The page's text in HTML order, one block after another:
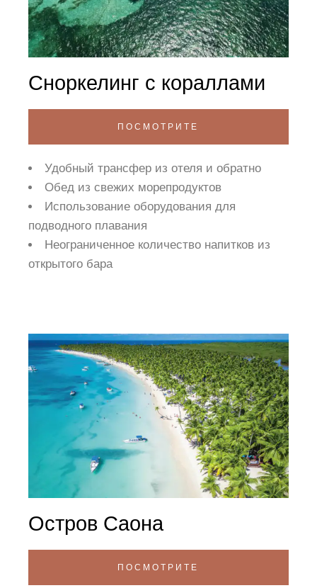
Сноркелинг с кораллами
ПОСМОТРИТЕ
Удобный трансфер из отеля и обратно
Обед из свежих морепродуктов
Использование оборудования для
подводного плавания
Неограниченное количество напитков из
открытого бара
Остров Саона
ПОСМОТРИТЕ